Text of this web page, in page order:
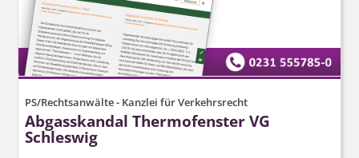
PS/Rechtsanwälte - Kanzlei für Verkehrsrecht
Abgasskandal Thermofenster VG
Schleswig